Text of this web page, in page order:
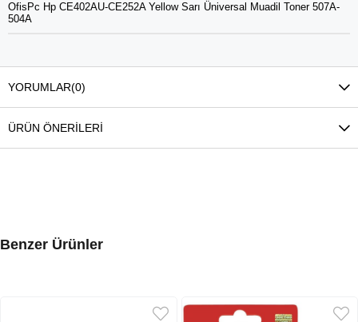
OfisPc Hp CE402AU-CE252A Yellow Sarı Üniversal Muadil Toner 507A-
504A
YORUMLAR(0)
ÜRÜN ÖNERILERI
Benzer Ürünler